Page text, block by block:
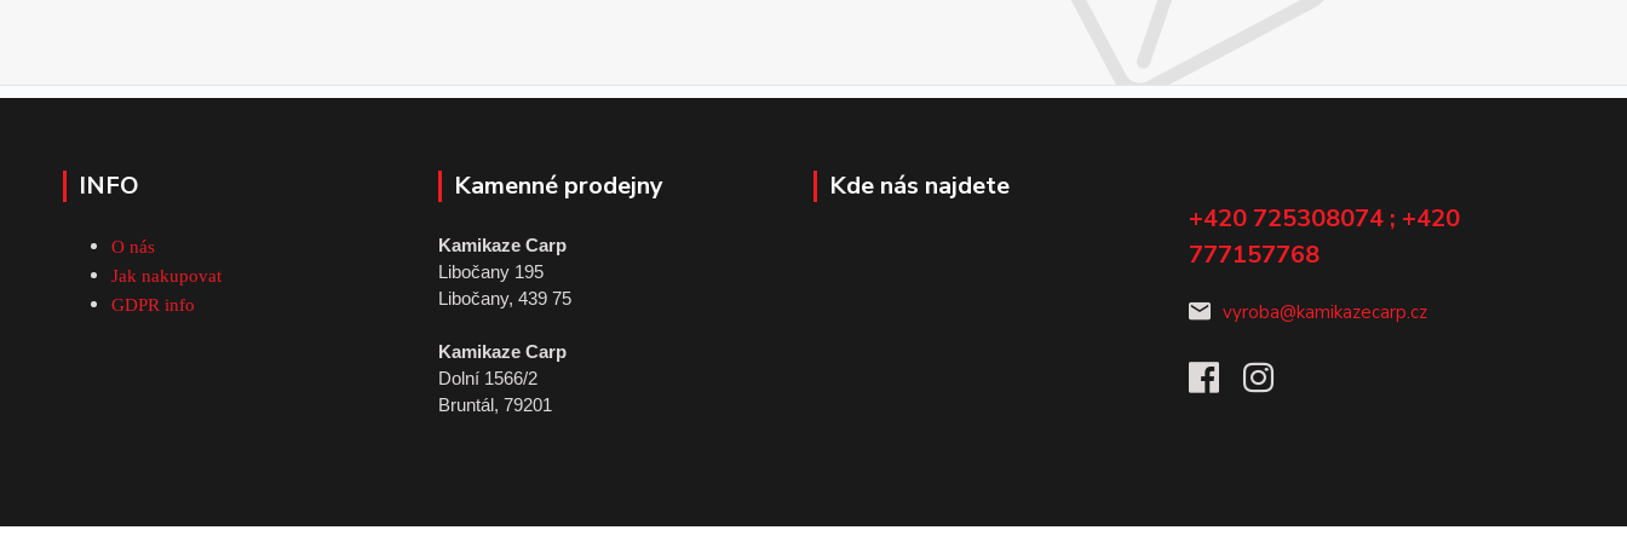
INFO
O nás
Jak nakupovat
GDPR info
Kamenné prodejny
Kamikaze Carp
Libočany 195
Libočany, 439 75
Kamikaze Carp
Dolní 1566/2
Bruntál, 79201
Kde nás najdete
+420 725308074 ; +420
777157768
vyroba@kamikazecarp.cz